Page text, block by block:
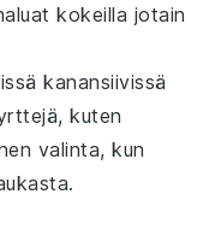
kokeilla jotain
kanansiivissä
, kuten
valinta, kun